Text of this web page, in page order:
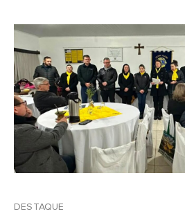
DESTAQUE